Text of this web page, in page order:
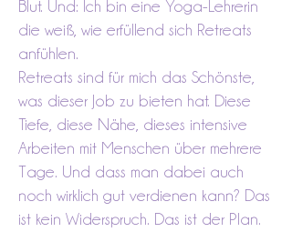
Blut. Und: Ich bin eine Yoga-Lehrerin
die weiß, wie erfüllend sich Retreats
anfühlen.
Retreats sind für mich das Schönste,
was dieser Job zu bieten hat. Diese
Tiefe, diese Nähe, dieses intensive
Arbeiten mit Menschen über mehrere
Tage. Und dass man dabei auch
noch wirklich gut verdienen kann? Das
ist kein Widerspruch. Das ist der Plan.